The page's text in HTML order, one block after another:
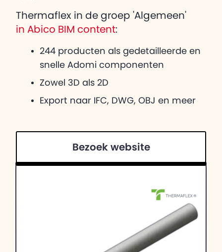
Thermaflex in de groep 'Algemeen'
in Abico BIM content:
244 producten als gedetailleerde en
snelle Adomi componenten
Zowel 3D als 2D
Export naar IFC, DWG, OBJ en meer
Bezoek website